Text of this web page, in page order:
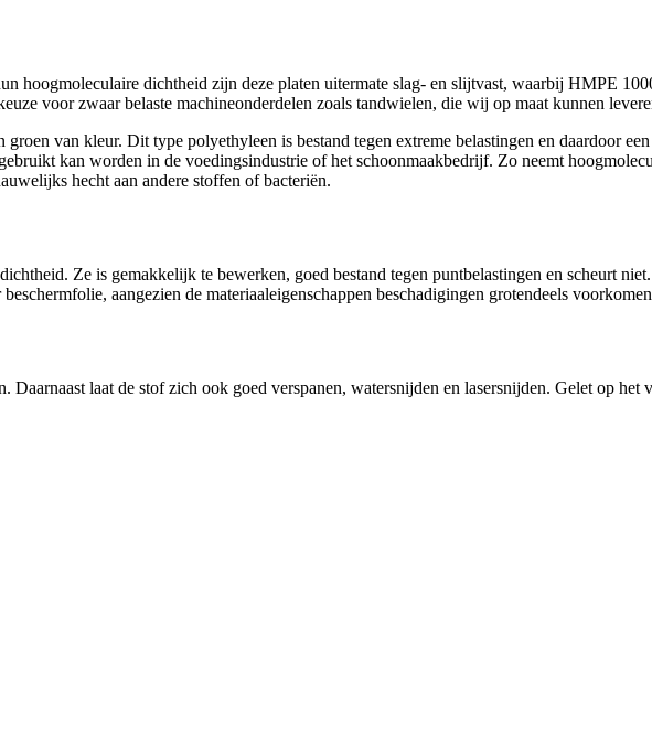
dichtheid zijn deze platen uitermate slag- en slijtvast, waarbij HMPE
voor zwaar belaste machineonderdelen zoals tandwielen, die wij op maat kunnen
van kleur. Dit type polyethyleen is bestand tegen extreme belastingen en daardoor
kan worden in de voedingsindustrie of het schoonmaakbedrijf. Zo neemt
hecht aan andere stoffen of bacteriën.
Ze is gemakkelijk te bewerken, goed bestand tegen puntbelastingen en scheurt
aangezien de materiaaleigenschappen beschadigingen grotendeels
laat de stof zich ook goed verspanen, watersnijden en lasersnijden. Gelet op